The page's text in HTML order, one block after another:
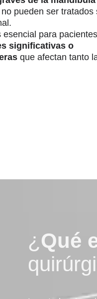
pueden ser tratados
para
significativas o
que afectan tanto
¿Qué